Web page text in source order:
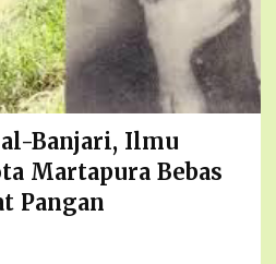
Banjari, Ilmu
Martapura Bebas
Pangan